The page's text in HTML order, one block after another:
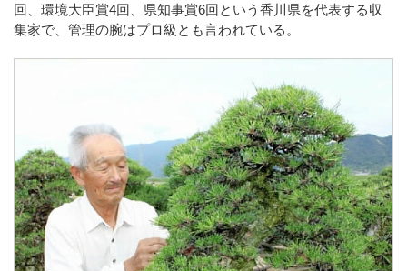
回、環境大臣賞4回、県知事賞6回という香川県を代表する収
集家で、管理の腕はプロ級とも言われている。